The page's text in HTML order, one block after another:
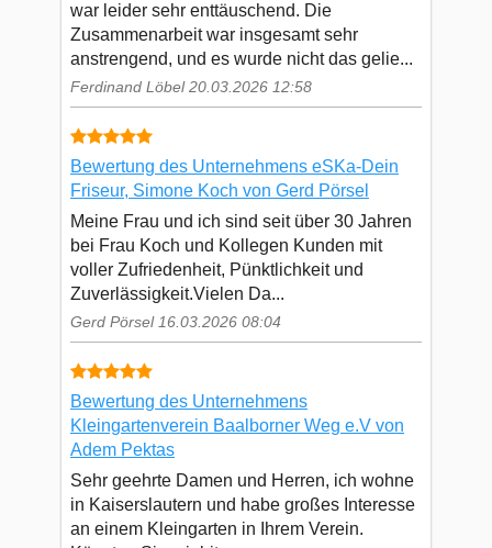
war leider sehr enttäuschend. Die
Zusammenarbeit war insgesamt sehr
anstrengend, und es wurde nicht das gelie...
Ferdinand Löbel 20.03.2026 12:58
Bewertung des Unternehmens eSKa-Dein
Friseur, Simone Koch von Gerd Pörsel
Meine Frau und ich sind seit über 30 Jahren
bei Frau Koch und Kollegen Kunden mit
voller Zufriedenheit, Pünktlichkeit und
Zuverlässigkeit.Vielen Da...
Gerd Pörsel 16.03.2026 08:04
Bewertung des Unternehmens
Kleingartenverein Baalborner Weg e.V von
Adem Pektas
Sehr geehrte Damen und Herren, ich wohne
in Kaiserslautern und habe großes Interesse
an einem Kleingarten in Ihrem Verein.